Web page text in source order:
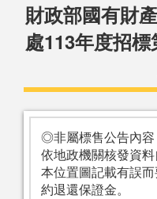
財政部國有財
處113年度招
◎非屬標售公告內容
依地政機關核發資
本位置圖記載有誤
約退還保證金。